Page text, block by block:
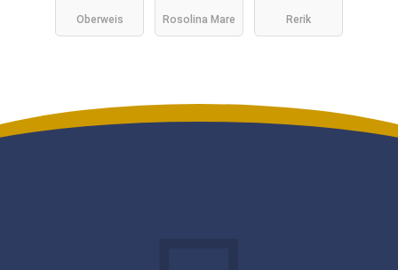
Oberweis
-
Rosolina Mare Rerik